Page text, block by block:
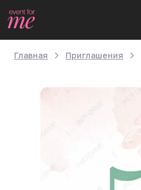
Главная Приглашения